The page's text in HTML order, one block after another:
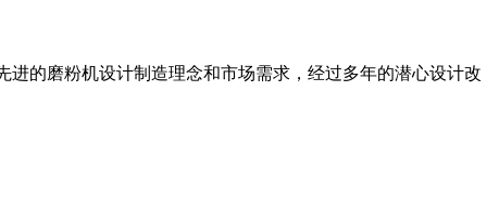
的磨粉机设计制造理念和市场需求，经过多年的潜心设计改